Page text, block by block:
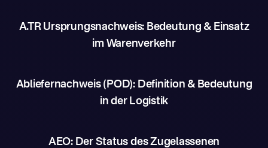
A.TR Ursprungsnachweis: Bedeutung & Einsatz
im Warenverkehr
Abliefernachweis (POD): Definition & Bedeutung
in der Logistik
AEO: Der Status des Zugelassenen